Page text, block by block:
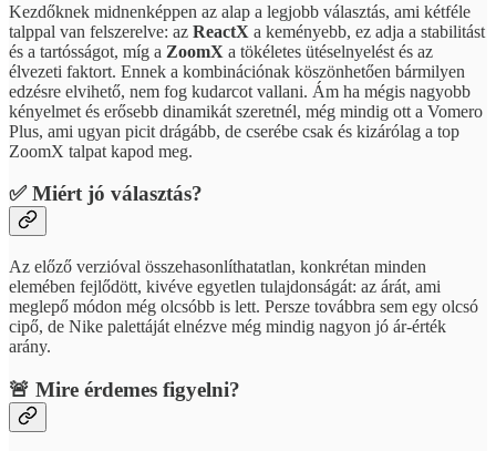
Kezdőknek midnenképpen az alap a legjobb választás, ami kétféle
talppal van felszerelve: az ReactX a keményebb, ez adja a stabilitást
és a tartósságot, míg a ZoomX a tökéletes ütéselnyelést és az
élvezeti faktort. Ennek a kombinációnak köszönhetően bármilyen
edzésre elvihető, nem fog kudarcot vallani. Ám ha mégis nagyobb
kényelmet és erősebb dinamikát szeretnél, még mindig ott a Vomero
Plus, ami ugyan picit drágább, de cserébe csak és kizárólag a top
ZoomX talpat kapod meg.
✅ Miért jó választás?
Az előző verzióval összehasonlíthatatlan, konkrétan minden
elemében fejlődött, kivéve egyetlen tulajdonságát: az árát, ami
meglepő módon még olcsóbb is lett. Persze továbbra sem egy olcsó
cipő, de Nike palettáját elnézve még mindig nagyon jó ár-érték
arány.
🚨 Mire érdemes figyelni?